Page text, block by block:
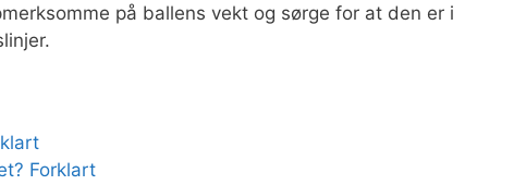
på ballens vekt og sørge for at den er i
Forklart